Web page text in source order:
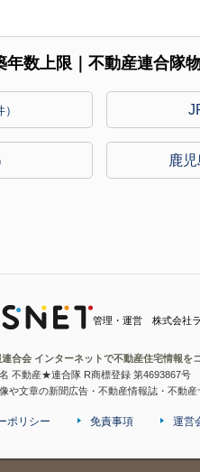
数上限｜不動産連合隊
）
鹿
管理・運営 株式会社
合会 インターネットで不動産住宅情報を
不動産★連合隊 R商標登録 第4693867号
や文章の新聞広告・不動産情報誌・不動産
ポリシー 免責事項 運営